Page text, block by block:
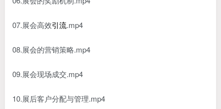
07.展会高效引流.mp4
08.展会的营销策略.mp4
09.展会现场成交.mp4
10.展后客户分配与管理.mp4